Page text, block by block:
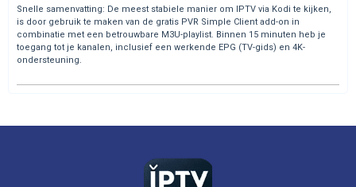
Snelle samenvatting: De meest stabiele manier om IPTV via Kodi te kijken,
is door gebruik te maken van de gratis PVR Simple Client add-on in
combinatie met een betrouwbare M3U-playlist. Binnen 15 minuten heb je
toegang tot je kanalen, inclusief een werkende EPG (TV-gids) en 4K-
ondersteuning.